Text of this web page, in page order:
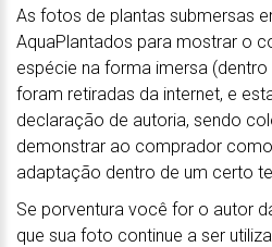
As fotos de plantas submersas
AquaPlantados para mostrar o
espécie na forma imersa
foram retiradas da internet, e
declaração de autoria, sendo
demonstrar ao comprador
adaptação dentro de um certo
Se porventura você for o autor
que sua foto continue a ser